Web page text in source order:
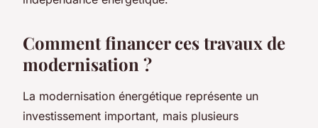
Comment financer ces travaux de
modernisation ?
La modernisation énergétique représente un
investissement important, mais plusieurs